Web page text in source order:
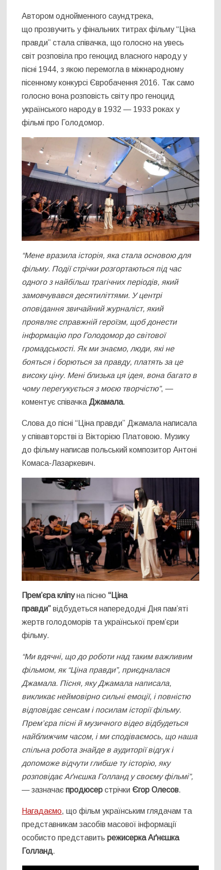
Автором однойменного саундтрека,
що прозвучить у фінальних титрах фільму “Ціна
правди” стала співачка, що голосно на увесь
світ розповіла про геноцид власного народу у
пісні 1944, з якою перемогла в міжнародному
пісенному конкурсі Євробачення 2016. Так само
голосно вона розповість світу про геноцид
українського народу в 1932 — 1933 роках у
фільмі про Голодомор.
“Мене вразила історія, яка стала основою для
фільму. Події стрічки розгортаються під час
одного з найбільш трагічних періодів, який
замовчувався десятиліттями. У центрі
оповідання звичайний журналіст, який
проявляє справжній героїзм, щоб донести
інформацію про Голодомор до світової
громадськості. Як ми знаємо, люди, які не
бояться і борються за правду, платять за це
високу ціну. Мені близька ця ідея, вона багато в
чому перегукується з моєю творчістю”, —
коментує співачкаДжамала.
Слова до пісні “Ціна правди” Джамала написала
у співавторстві із Вікторією Платовою. Музику
до фільму написав польський композитор Антоні
Комаса-Лазаркевич.
Прем’єра кліпуна пісню“Ціна
правди” відбудеться напередодні Дня пам’яті
жертв голодоморів та української прем’єри
фільму.
“Ми вдячні, що до роботи над таким важливим
фільмом, як “Ціна правди”, приєдналася
Джамала. Пісня, яку Джамала написала,
викликає неймовірно сильні емоції, і повністю
відповідає сенсам і посилам історії фільму.
Прем’єра пісні й музичного відео відбудеться
найближчим часом, і ми сподіваємось, що наша
спільна робота знайде в аудиторії відгук і
допоможе відчути глибше ту історію, яку
розповідає Аґнєшка Голланд у своєму фільмі”,
— зазначаєпродюсер стрічки Єгор Олесов.
Нагадаємо, що фільм українським глядачам та
представникам засобів масової інформації
особисто представитьрежисерка Аґнєшка
Голланд.